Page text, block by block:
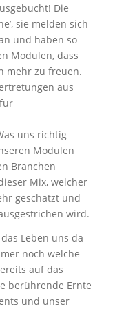
Die
sie melden sich
und haben so
Modulen, dass
mehr zu freuen.
aus
uns richtig
Modulen
Branchen
Mix, welcher
geschätzt und
wird.
Leben uns da
noch welche
auf das
berührende Ernte
und unser